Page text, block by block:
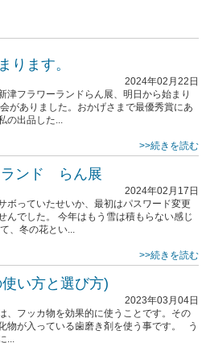
ります。
2024年02月22日
津フラワーランドらん展、明日から始まり
がありました。おかげさまで最優秀賞にあ
の出品した...
>>続きを読む
ンド らん展
2024年02月17日
ボっていたせいか、最初はパスワード変更
んでした。 今年はもう雪は積もらない感じ
、冬の花とい...
>>続きを読む
い方と選び方)
2023年03月04日
、フッカ物を効果的に使うことです。その
物が入っている歯磨き剤を使う事です。 う
...